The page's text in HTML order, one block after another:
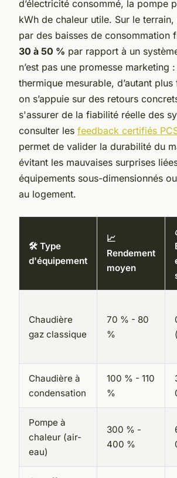
d’électricité consommé, la pompe
kWh de chaleur utile. Sur le
par des baisses de consommation
30 à 50 % par rapport à un
n’est pas une promesse marketing
thermique mesurable, d’autant
on s’appuie sur des retours
s'assurer de la fiabilité réelle des
consulter les feedback certifiés
permet de valider la durabilité du
évitant les mauvaises surprises
équipements sous-dimensionnés
au logement.
🛠️ Type
d'équipement
📈
Rendement
moyen
Chaudière
gaz classique
70 % - 80
%
Chaudière à
condensation
100 % - 110
%
Pompe à
chaleur (air-
eau)
300 % -
400 %